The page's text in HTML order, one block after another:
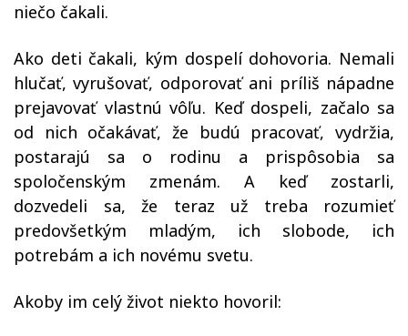
niečo čakali.
Ako deti čakali, kým dospelí dohovoria. Nemali
hlučať, vyrušovať, odporovať ani príliš nápadne
prejavovať vlastnú vôľu. Keď dospeli, začalo sa
od nich očakávať, že budú pracovať, vydržia,
postarajú sa o rodinu a prispôsobia sa
spoločenským zmenám. A keď zostarli,
dozvedeli sa, že teraz už treba rozumieť
predovšetkým mladým, ich slobode, ich
potrebám a ich novému svetu.
Akoby im celý život niekto hovoril: